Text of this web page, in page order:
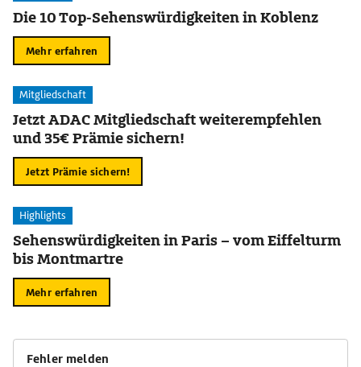
Die 10 Top-Sehenswürdigkeiten in Koblenz
Mehr erfahren
Mitgliedschaft
Jetzt ADAC Mitgliedschaft weiterempfehlen
und 35€ Prämie sichern!
Jetzt Prämie sichern!
Highlights
Sehenswürdigkeiten in Paris – vom Eiffelturm
bis Montmartre
Mehr erfahren
Fehler melden